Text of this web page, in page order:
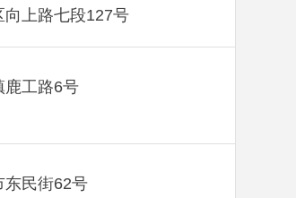
上路七段127号
鹿工路6号
东民街62号